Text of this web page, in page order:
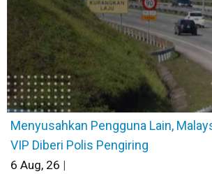
Menyusahkan Pengguna Lain,
VIP Diberi Polis Pengiring
6 Aug, 26 |